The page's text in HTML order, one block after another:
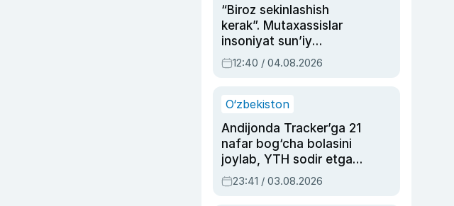
“Biroz sekinlashish
kerak”. Mutaxassislar
insoniyat sun’iy
intellektni boshqara
olmay qolishidan xavotir
12:40 / 04.08.2026
O‘zbekiston
Andijonda Tracker’ga 21
nafar bog‘cha bolasini
joylab, YTH sodir etgan
ayolga sud hukmi o‘qildi
23:41 / 03.08.2026